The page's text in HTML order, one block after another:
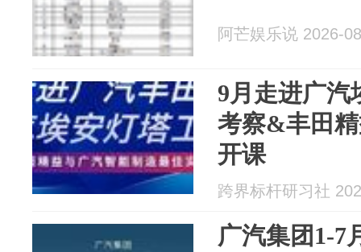
阿芒娱乐说 2026-
9月走进广汽
考察&丰田
开课
跨界标杆研习社
广汽集团1-7